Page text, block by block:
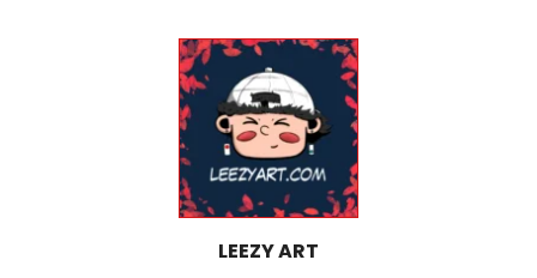
LEEZY ART